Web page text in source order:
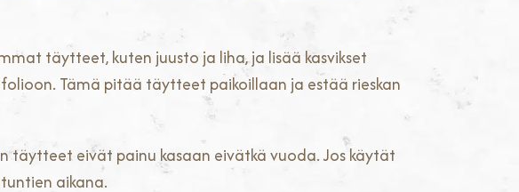
täytteet, kuten juusto ja liha, ja lisää kasvikset
Tämä pitää täytteet paikoillaan ja estää rieskan
täytteet eivät painu kasaan eivätkä vuoda. Jos käytät
aikana.